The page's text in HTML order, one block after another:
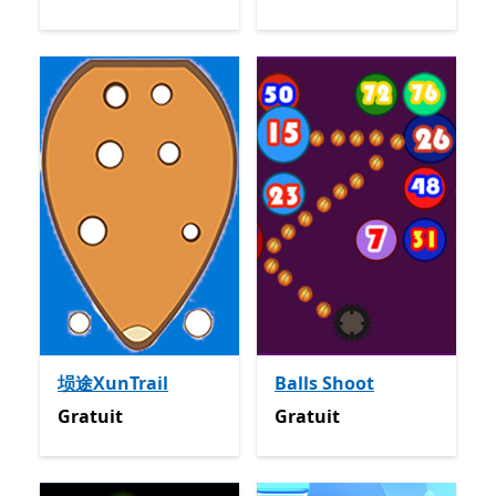
埙途XunTrail
Gratuit
Gratuit
Balls Shoot
Gratuit
Gratuit